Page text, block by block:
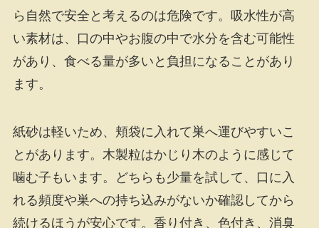
ら自然で安全と考えるのは危険です。吸水性が高
い素材は、口の中やお腹の中で水分を含む可能性
があり、食べる量が多いと負担になることがあり
ます。
紙砂は軽いため、頬袋に入れて巣へ運びやすいこ
とがあります。木製粒はかじり木のように感じて
噛む子もいます。どちらも少量を試して、口に入
れる頻度や巣への持ち込みがないか確認してから
続けるほうが安心です。香り付き、色付き、消臭